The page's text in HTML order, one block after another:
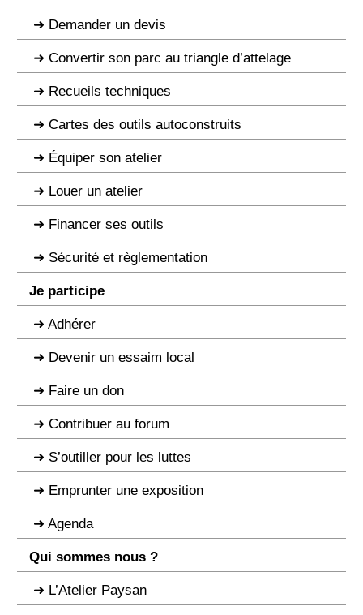
Demander un devis
Convertir son parc au triangle d’attelage
Recueils techniques
Cartes des outils autoconstruits
Équiper son atelier
Louer un atelier
Financer ses outils
Sécurité et règlementation
Je participe
Adhérer
Devenir un essaim local
Faire un don
Contribuer au forum
S’outiller pour les luttes
Emprunter une exposition
Agenda
Qui sommes nous ?
L’Atelier Paysan